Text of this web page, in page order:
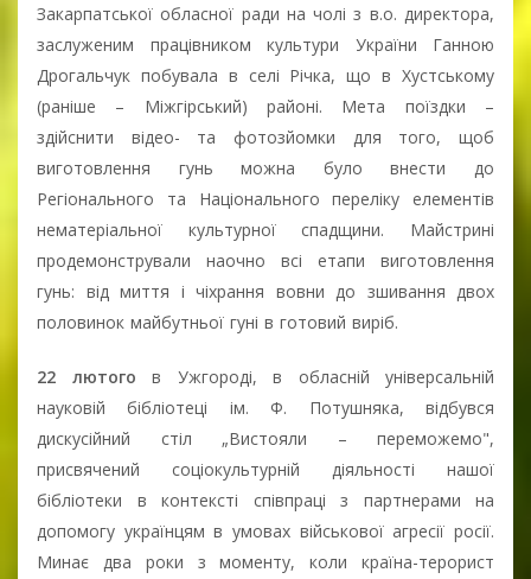
Закарпатської обласної ради на чолі з в.о. директора,
заслуженим працівником культури України Ганною
Дрогальчук побувала в селі Річка, що в Хустському
(раніше – Міжгірський) районі. Мета поїздки –
здійснити відео- та фотозйомки для того, щоб
виготовлення гунь можна було внести до
Регіонального та Національного переліку елементів
нематеріальної культурної спадщини. Майстрині
продемонстрували наочно всі етапи виготовлення
гунь: від миття і чіхрання вовни до зшивання двох
половинок майбутньої гуні в готовий виріб.
22 лютого в Ужгороді, в обласній універсальній
науковій бібліотеці ім. Ф. Потушняка, відбувся
дискусійний стіл „Вистояли – переможемо",
присвячений соціокультурній діяльності нашої
бібліотеки в контексті співпраці з партнерами на
допомогу українцям в умовах військової агресії росії.
Минає два роки з моменту, коли країна-терорист